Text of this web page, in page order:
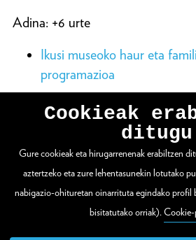
Adina: +6 urte
Ikusi museoko haur eta
programazioa
WEBGUNE
20003 Donostia / San Sebastián
Cookieak
ditugu
Gure cookieak eta hirugarrenenak erabiltzen
aztertzeko eta zure lehentasunekin lotutako
nabigazio-ohituretan oinarrituta egindako profil
bisitatutako orriak).